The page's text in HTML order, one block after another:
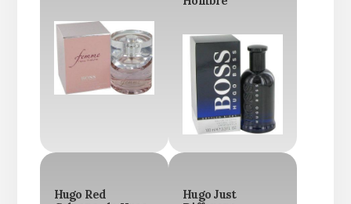
Hugo Red
Hugo Just